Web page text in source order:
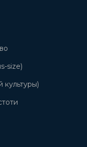
size)
культуры)